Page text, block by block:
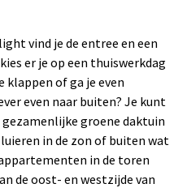
vind je de entree en een
er je op een thuiswerkdag
of ga je even
even naar buiten? Je kunt
groene daktuin
in de zon of buiten wat
in de toren
de oost- en westzijde van